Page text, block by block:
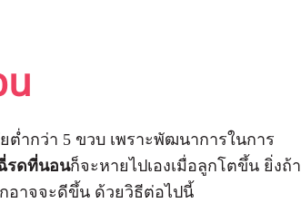
ต่ำกว่า 5 ขวบ เพราะพัฒนาการในการ
รดที่นอนก็จะหายไปเองเมื่อลูกโตขึ้น ยิ่งถ้า
อาจจะดีขึ้น ด้วยวิธีต่อไปนี้